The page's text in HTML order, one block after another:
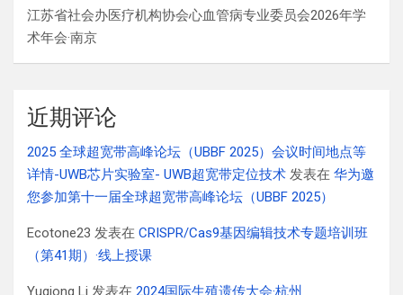
江苏省社会办医疗机构协会心血管病专业委员会2026年学
术年会·南京
近期评论
2025 全球超宽带高峰论坛（UBBF 2025）会议时间地点等
详情-UWB芯片实验室- UWB超宽带定位技术 发表在 华为邀
您参加第十一届全球超宽带高峰论坛（UBBF 2025）
Ecotone23 发表在 CRISPR/Cas9基因编辑技术专题培训班
（第41期）·线上授课
Yuqiong Li 发表在 2024国际生殖遗传大会·杭州